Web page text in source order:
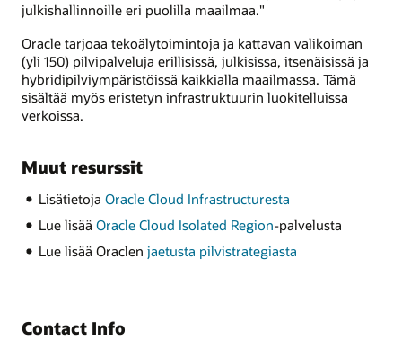
julkishallinnoille eri puolilla maailmaa."
Oracle tarjoaa tekoälytoimintoja ja kattavan valikoiman
(yli 150) pilvipalveluja erillisissä, julkisissa, itsenäisissä ja
hybridipilviympäristöissä kaikkialla maailmassa. Tämä
sisältää myös eristetyn infrastruktuurin luokitelluissa
verkoissa.
Muut resurssit
Lisätietoja Oracle Cloud Infrastructuresta
Lue lisää Oracle Cloud Isolated Region-palvelusta
Lue lisää Oraclen jaetusta pilvistrategiasta
Contact Info